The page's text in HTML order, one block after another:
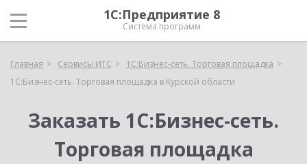
1С:Предприятие 8
Система программ
Главная Сервисы ИТС
1С:Бизнес-сеть. Торговая площадка
1С:Бизнес-сеть. Торговая площадка в Курской области
Заказать 1С:Бизнес-сеть.
Торговая площадка